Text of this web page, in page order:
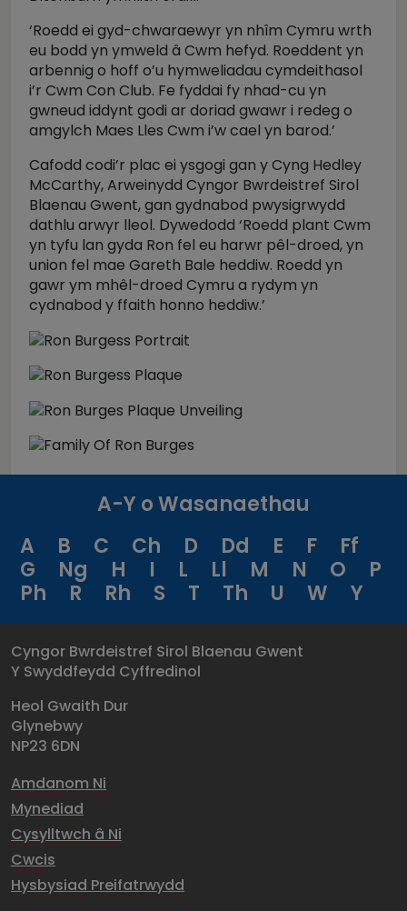
‘Roedd ei gyd-chwaraewyr yn nhîm Cymru wrth
eu bodd yn ymweld â Cwm hefyd. Roeddent yn
arbennig o hoff o’u hymweliadau cymdeithasol
i’r Cwm Con Club. Fe fyddai fy nhad-cu yn
gwneud iddynt godi ar doriad gwawr i redeg o
amgylch Maes Lles Cwm i’w cael yn barod.’
Cafodd codi’r plac ei ysgogi gan y Cyng Hedley
McCarthy, Arweinydd Cyngor Bwrdeistref Sirol
Blaenau Gwent, gan gydnabod pwysigrwydd
dathlu arwyr lleol. Dywedodd ‘Roedd plant Cwm
yn tyfu lan gyda Ron fel eu harwr pêl-droed, yn
union fel mae Gareth Bale heddiw. Roedd yn
gawr ym mhêl-droed Cymru a rydym yn
cydnabod y ffaith honno heddiw.’
A-Y o Wasanaethau
A
B C Ch D Dd E F
Ff
G
Ng H I L Ll M N O
P
Ph
R Rh S T Th U W Y
Cyngor Bwrdeistref Sirol Blaenau Gwent
Y Swyddfeydd Cyffredinol
Heol Gwaith Dur
Glynebwy
NP23 6DN
Amdanom Ni
Mynediad
Cysylltwch â Ni
Cwcis
Hysbysiad Preifatrwydd